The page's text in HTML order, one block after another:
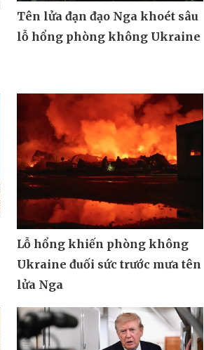
Tên lửa đạn đạo Nga khoét sâu
lỗ hổng phòng không Ukraine
Lỗ hổng khiến phòng không
Ukraine đuối sức trước mưa tên
lửa Nga